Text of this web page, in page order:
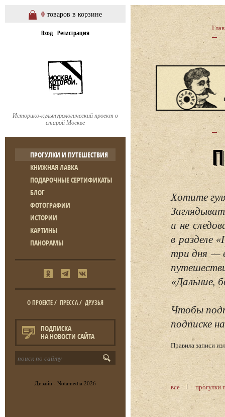
0 товаров в корзине
Вход Регистрация
Историко-культурологический проект о
старой Москве
ПРОГУЛКИ И ПУТЕШЕСТВИЯ
КНИЖНАЯ ЛАВКА
ПОДАРОЧНЫЕ СЕРТИФИКАТЫ
БЛОГ
ФОТОГРАФИИ
ИСТОРИИ
КАРТИНЫ
ПАНОРАМЫ
О ПРОЕКТЕ/ ПРЕССА/ ДРУЗЬЯ
ПОДПИСКА
НА НОВОСТИ САЙТА
Дизайн - Notamedia 2026
Хотите
и не
в разделе
три дня —
«Дальние,
Чтобы
подписке
Правила записи
все прогулки